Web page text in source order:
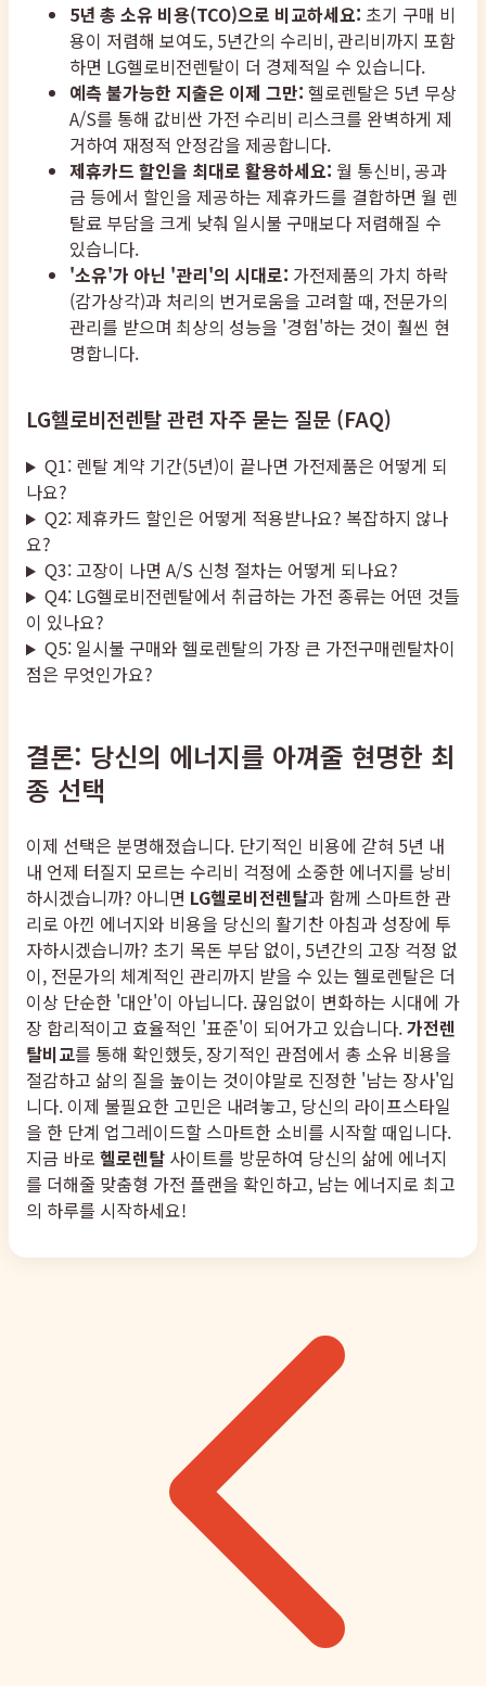
5년 총 소유 비용(TCO)으로 비교하세요: 초기 구매 비
용이 저렴해 보여도, 5년간의 수리비, 관리비까지 포함
하면 LG헬로비전렌탈이 더 경제적일 수 있습니다.
예측 불가능한 지출은 이제 그만: 헬로렌탈은 5년 무상
A/S를 통해 값비싼 가전 수리비 리스크를 완벽하게 제
거하여 재정적 안정감을 제공합니다.
제휴카드 할인을 최대로 활용하세요: 월 통신비, 공과
금 등에서 할인을 제공하는 제휴카드를 결합하면 월 렌
탈료 부담을 크게 낮춰 일시불 구매보다 저렴해질 수
있습니다.
'소유'가 아닌 '관리'의 시대로: 가전제품의 가치 하락
(감가상각)과 처리의 번거로움을 고려할 때, 전문가의
관리를 받으며 최상의 성능을 '경험'하는 것이 훨씬 현
명합니다.
LG헬로비전렌탈 관련 자주 묻는 질문 (FAQ)
Q1: 렌탈 계약 기간(5년)이 끝나면 가전제품은 어떻게 되
나요?
Q2: 제휴카드 할인은 어떻게 적용받나요? 복잡하지 않나
요?
Q3: 고장이 나면 A/S 신청 절차는 어떻게 되나요?
Q4: LG헬로비전렌탈에서 취급하는 가전 종류는 어떤 것들
이 있나요?
Q5: 일시불 구매와 헬로렌탈의 가장 큰 가전구매렌탈차이
점은 무엇인가요?
결론: 당신의 에너지를 아껴줄 현명한 최
종 선택
이제 선택은 분명해졌습니다. 단기적인 비용에 갇혀 5년 내
내 언제 터질지 모르는 수리비 걱정에 소중한 에너지를 낭비
하시겠습니까? 아니면 LG헬로비전렌탈과 함께 스마트한 관
리로 아낀 에너지와 비용을 당신의 활기찬 아침과 성장에 투
자하시겠습니까? 초기 목돈 부담 없이, 5년간의 고장 걱정 없
이, 전문가의 체계적인 관리까지 받을 수 있는 헬로렌탈은 더
이상 단순한 '대안'이 아닙니다. 끊임없이 변화하는 시대에 가
장 합리적이고 효율적인 '표준'이 되어가고 있습니다.가전렌
탈비교를 통해 확인했듯, 장기적인 관점에서 총 소유 비용을
절감하고 삶의 질을 높이는 것이야말로 진정한 '남는 장사'입
니다. 이제 불필요한 고민은 내려놓고, 당신의 라이프스타일
을 한 단계 업그레이드할 스마트한 소비를 시작할 때입니다.
지금 바로 헬로렌탈 사이트를 방문하여 당신의 삶에 에너지
를 더해줄 맞춤형 가전 플랜을 확인하고, 남는 에너지로 최고
의 하루를 시작하세요!